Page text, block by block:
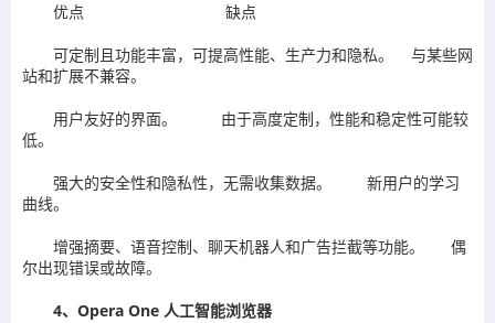
优点 缺点
可定制且功能丰富，可提高性能、生产力和隐私。 与某些网
站和扩展不兼容。
用户友好的界面。 由于高度定制，性能和稳定性可能较
低。
强大的安全性和隐私性，无需收集数据。 新用户的学习
曲线。
增强摘要、语音控制、聊天机器人和广告拦截等功能。 偶
尔出现错误或故障。
4、Opera One 人工智能浏览器